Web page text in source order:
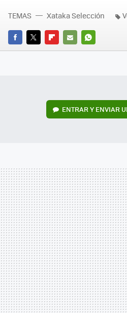
FACEBOOK
TWITTERFLIPBOARD
E-
WHATSAPP
TEMAS Xataka Selección
ENTRAR Y ENVIAR